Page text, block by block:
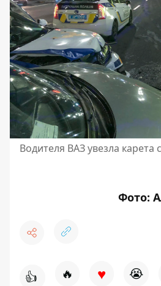
Водителя ВАЗ увезла
Фото:
👍 🔥 ♥ 😭